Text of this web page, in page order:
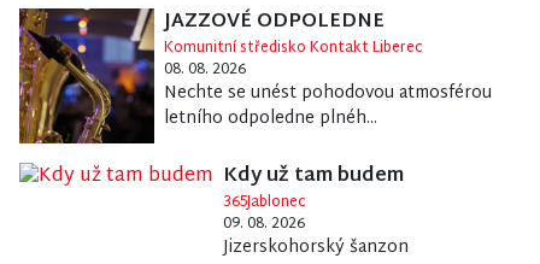
JAZZOVÉ ODPOLEDNE
Komunitní středisko Kontakt Liberec
08. 08. 2026
Nechte se unést pohodovou atmosférou
letního odpoledne plnéh...
Kdy už tam budem
365Jablonec
09. 08. 2026
Jizerskohorský šanzon